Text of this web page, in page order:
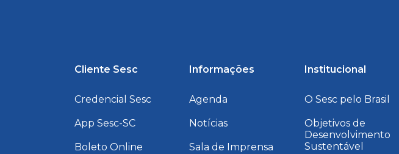
Cliente Sesc
Credencial Sesc
App Sesc-SC
Boleto Online
Informações
Agenda
Notícias
Sala de Imprensa
Institucional
O Sesc pelo Brasil
Objetivos de
Desenvolvimento
Sustentável